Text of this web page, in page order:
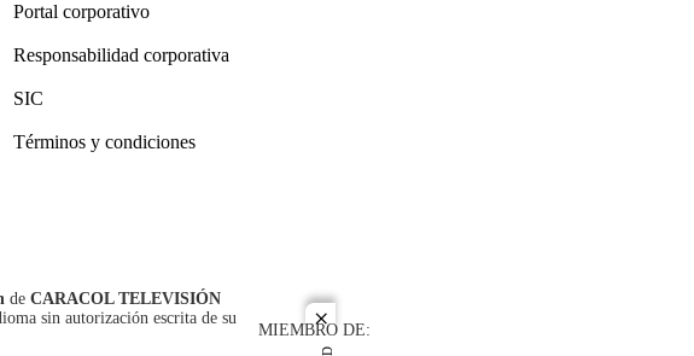
close
Portal corporativo
Responsabilidad corporativa
SIC
Términos y condiciones
de CARACOL TELEVISIÓN
sin autorización escrita de su
MIEMBRO DE: